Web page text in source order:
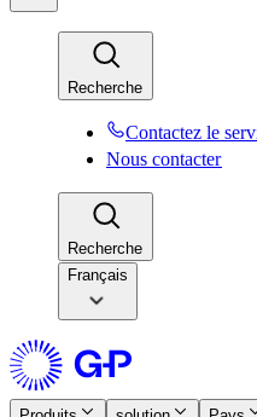
Recherche​​
Contactez le
Nous contacter​​
Recherche​​
Français